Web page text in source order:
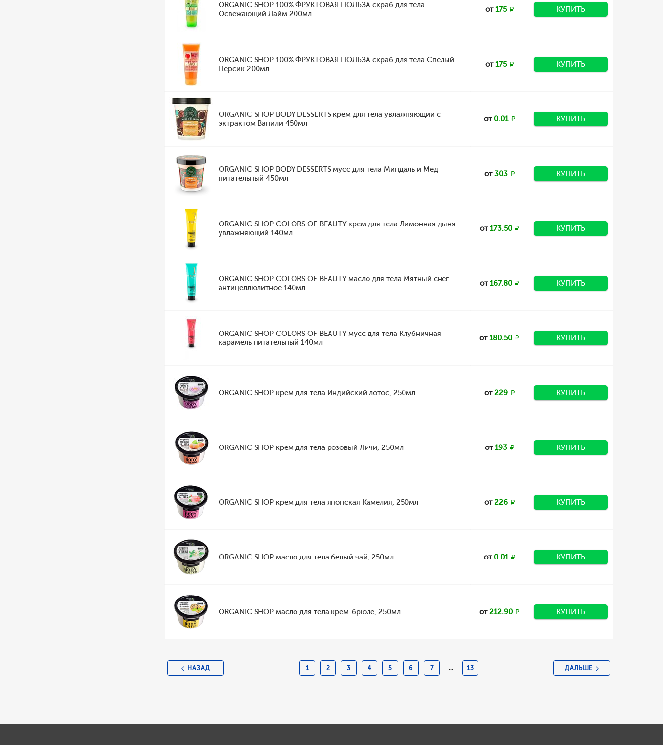
ORGANIC SHOP 100% ФРУКТОВАЯ ПОЛЬЗА скраб для тела
Освежающий Лайм 200мл
от175 КУПИТЬ
ORGANIC SHOP 100% ФРУКТОВАЯ ПОЛЬЗА скраб для тела Спелый
Персик 200мл
от175 КУПИТЬ
ORGANIC SHOP BODY DESSERTS крем для тела увлажняющий с
эктрактом Ванили 450мл
от 0.01 КУПИТЬ
ORGANIC SHOP BODY DESSERTS мусс для тела Миндаль и Мед
питательный 450мл
от303 КУПИТЬ
ORGANIC SHOP COLORS OF BEAUTY крем для тела Лимонная дыня
увлажняющий 140мл
от173.50 КУПИТЬ
ORGANIC SHOP COLORS OF BEAUTY масло для тела Мятный снег
антицеллюлитное 140мл
от167.80 КУПИТЬ
ORGANIC SHOP COLORS OF BEAUTY мусс для тела Клубничная
карамель питательный 140мл
от180.50 КУПИТЬ
ORGANIC SHOP крем для тела Индийский лотос, 250мл от229 КУПИТЬ
ORGANIC SHOP крем для тела розовый Личи, 250мл от193 КУПИТЬ
ORGANIC SHOP крем для тела японская Камелия, 250мл от226 КУПИТЬ
ORGANIC SHOP масло для тела белый чай, 250мл от 0.01 КУПИТЬ
ORGANIC SHOP масло для тела крем-брюле, 250мл от212.90 КУПИТЬ
НАЗАД 1 2 3 4 5 6 7 ... 13 ДАЛЬШЕ